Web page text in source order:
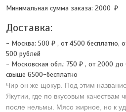
Минимальная сумма заказа: 2000
Доставка:
- Москва: 500 ₽ , от 4500 бесплатно,
500 рублей
- Московская обл.:750 ₽ , от 2000 до
свыше 6500-бесплатно
Чир он же щокур. Под этим
Якутии, где по вкусовым качествам
после нельмы. Мясо жирное, но к